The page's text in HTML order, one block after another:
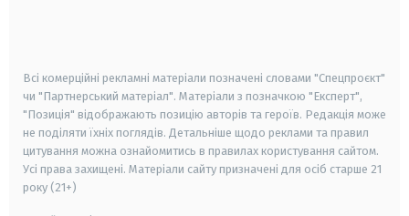
Всі комерційні рекламні матеріали позначені словами "Спецпроєкт"
чи "Партнерський матеріал". Матеріали з позначкою "Експерт",
"Позиція" відображають позицію авторів та героїв. Редакція може
не поділяти їхніх поглядів. Детальніше щодо реклами та правил
цитування можна ознайомитись в правилах користування сайтом.
Усі права захищені. Матеріали сайту призначені для осіб старше 21
року (21+)